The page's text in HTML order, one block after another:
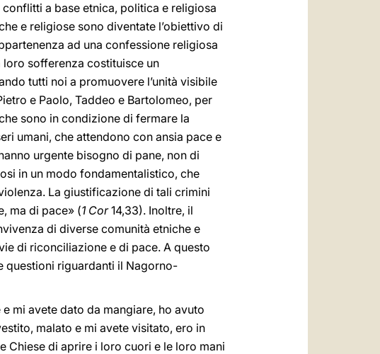
a base etnica, politica e religiosa
e religiose sono diventate l’obiettivo di
ad una confessione religiosa
loro sofferenza costituisce un
tutti noi a promuovere l’unità visibile
e Paolo, Taddeo e Bartolomeo, per
sono in condizione di fermare la
umani, che attendono con ansia pace e
urgente bisogno di pane, non di
in un modo fondamentalistico, che
La giustificazione di tali crimini
ma di pace» (1 Cor14,33). Inoltre, il
di diverse comunità etniche e
di riconciliazione e di pace. A questo
questioni riguardanti il Nagorno-
mi avete dato da mangiare, ho avuto
malato e mi avete visitato, ero in
di aprire i loro cuori e le loro mani